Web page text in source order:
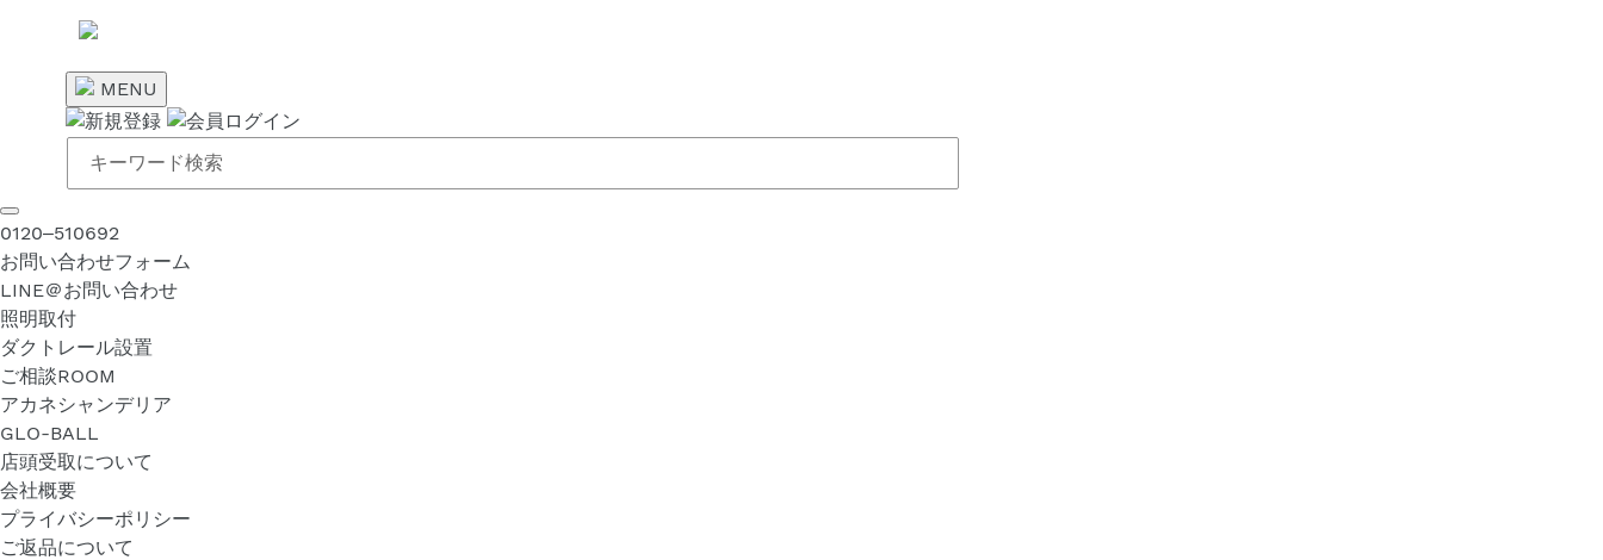
キ
ッ
プ
す
る
MENU
0120‒510692
お問い合わせフォーム
LINE＠お問い合わせ
照明取付
ダクトレール設置
ご相談ROOM
アカネシャンデリア
GLO-BALL
店頭受取について
会社概要
プライバシーポリシー
ご返品について